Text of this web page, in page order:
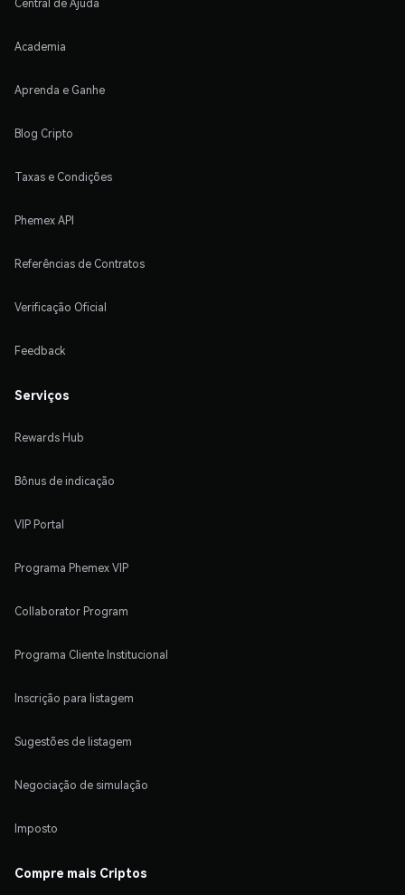
Central de Ajuda
Academia
Aprenda e Ganhe
Blog Cripto
Taxas e Condições
Phemex API
Referências de Contratos
Verificação Oficial
Feedback
Serviços
Rewards Hub
Bônus de indicação
VIP Portal
Programa Phemex VIP
Collaborator Program
Programa Cliente Institucional
Inscrição para listagem
Sugestões de listagem
Negociação de simulação
Imposto
Compre mais Criptos